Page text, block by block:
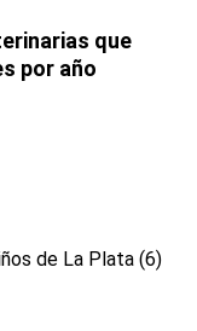
que
por año